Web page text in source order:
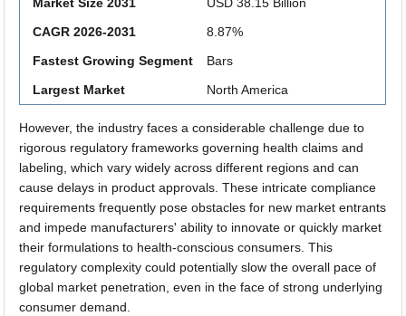
Market Size 2031
USD 38.15 Billion
CAGR 2026-2031
8.87%
Fastest Growing Segment
Bars
Largest Market
North America
However, the industry faces a considerable challenge due to
rigorous regulatory frameworks governing health claims and
labeling, which vary widely across different regions and can
cause delays in product approvals. These intricate compliance
requirements frequently pose obstacles for new market entrants
and impede manufacturers' ability to innovate or quickly market
their formulations to health-conscious consumers. This
regulatory complexity could potentially slow the overall pace of
global market penetration, even in the face of strong underlying
consumer demand.